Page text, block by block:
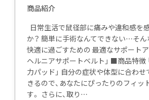
商品紹介
日常生活で鼠径部に痛みや違和感を
か？ 簡単に手術なんてできない…そ
快適に過ごすための 最適なサポート
ヘルニアサポートベルト」 ■商品特徴
力パッド」 自分の症状や体型に合わ
きるので、あなたにぴったりのフィッ
す。 さらに、取り…